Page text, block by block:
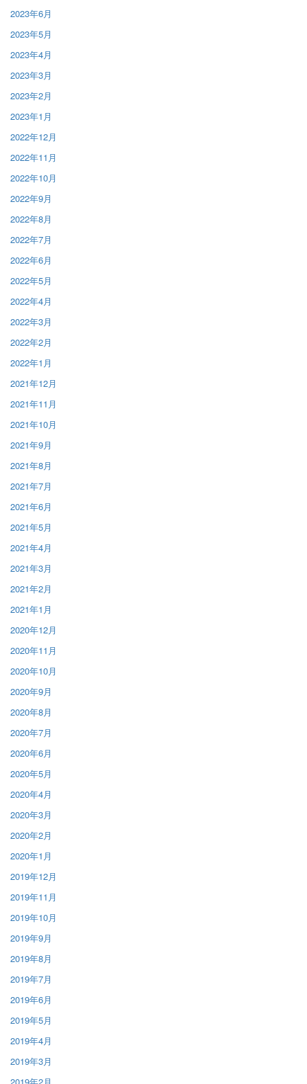
2023年6月
2023年5月
2023年4月
2023年3月
2023年2月
2023年1月
2022年12月
2022年11月
2022年10月
2022年9月
2022年8月
2022年7月
2022年6月
2022年5月
2022年4月
2022年3月
2022年2月
2022年1月
2021年12月
2021年11月
2021年10月
2021年9月
2021年8月
2021年7月
2021年6月
2021年5月
2021年4月
2021年3月
2021年2月
2021年1月
2020年12月
2020年11月
2020年10月
2020年9月
2020年8月
2020年7月
2020年6月
2020年5月
2020年4月
2020年3月
2020年2月
2020年1月
2019年12月
2019年11月
2019年10月
2019年9月
2019年8月
2019年7月
2019年6月
2019年5月
2019年4月
2019年3月